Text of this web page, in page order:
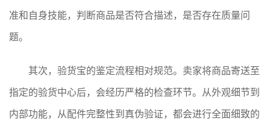
准和自身技能，判断商品是否符合描述，是否存在质量问
题。
其次，验货宝的鉴定流程相对规范。卖家将商品寄送至
指定的验货中心后，会经历严格的检查环节。从外观细节到
内部功能，从配件完整性到真伪验证，都会进行全面细致的